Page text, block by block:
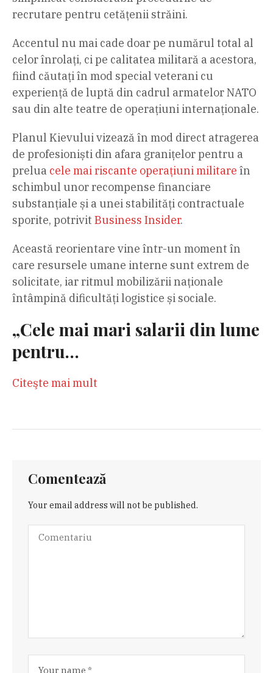
recrutare pentru cetățenii străini.
Accentul nu mai cade doar pe numărul total al
celor înrolați, ci pe calitatea militară a acestora,
fiind căutați în mod special veterani cu
experiență de luptă din cadrul armatelor NATO
sau din alte teatre de operațiuni internaționale.
Planul Kievului vizează în mod direct atragerea
de profesioniști din afara granițelor pentru a
prelua cele mai riscante operațiuni militare în
schimbul unor recompense financiare
substanțiale și a unei stabilități contractuale
sporite, potrivit Business Insider.
Această reorientare vine într-un moment în
care resursele umane interne sunt extrem de
solicitate, iar ritmul mobilizării naționale
întâmpină dificultăți logistice și sociale.
„Cele mai mari salarii din lume
pentru…
Citeşte mai mult
Comentează
Your email address will not be published.